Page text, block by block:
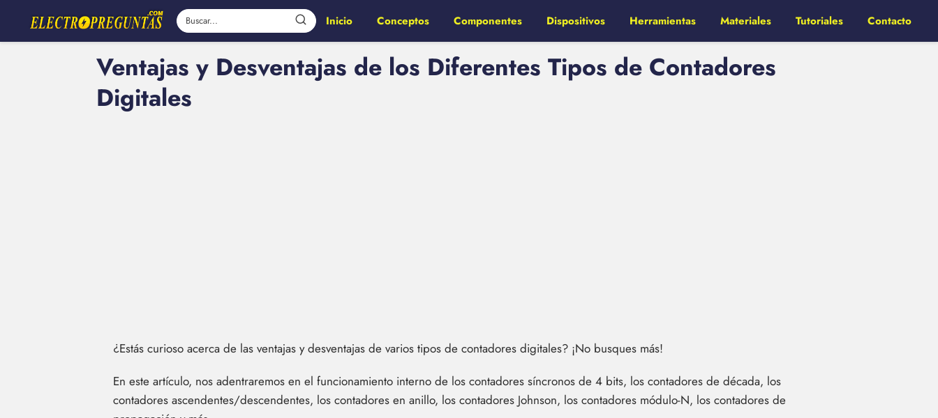
Inicio Conceptos Componentes Dispositivos Herramientas Materiales Tutoriales Contacto
Ventajas y Desventajas de los Diferentes Tipos de Contadores
Digitales
¿Estás curioso acerca de las ventajas y desventajas de varios tipos de contadores digitales? ¡No busques más!
En este artículo, nos adentraremos en el funcionamiento interno de los contadores síncronos de 4 bits, los contadores de década, los
contadores ascendentes/descendentes, los contadores en anillo, los contadores Johnson, los contadores módulo-N, los contadores de